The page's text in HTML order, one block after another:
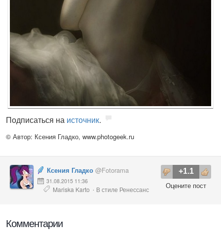
Подписаться на источник.
© Автор: Ксения Гладко, www.photogeek.ru
+1.1
Оцените пост
Ксения Гладко @Fotorama
31.08.2015 11:36
Mariska Karto · В стиле Ренессанс
Комментарии